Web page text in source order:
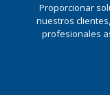
Proporcionar
nuestros
profesionales